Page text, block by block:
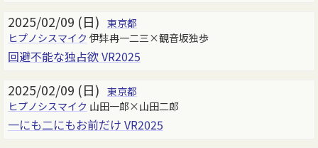
2025/02/09 (日) 東京都
ヒプノシスマイク 伊弉冉一二三×観音坂独歩
回避不能な独占欲 VR2025
2025/02/09 (日) 東京都
ヒプノシスマイク 山田一郎×山田二郎
一にも二にもお前だけ VR2025